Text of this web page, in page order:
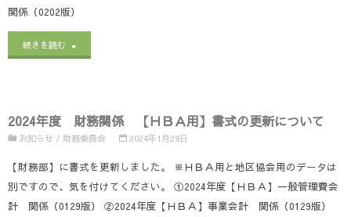
【地
会】
式
の
関係（0202版）
続きを読む "2024
財
関
係
2024年度 財務関係 【ＨＢＡ用】書式の更新について
お知らせ / 財務委員会 2024年1月29日
【財務部】に書式を更新しました。 ※ＨＢＡ用と地区協会用のデータは
別ですので、気を付けてください。 ①2024年度【ＨＢＡ】一般管理費会
計 関係（0129版） ②2024年度【ＨＢＡ】事業会計 関係（0129版）